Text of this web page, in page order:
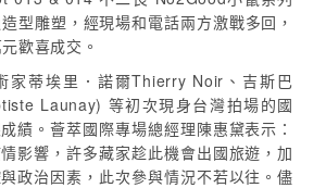
型雕塑，經現場和電話兩方激戰多回，
歡喜成交。
家蒂埃里．諾爾Thierry Noir、吉斯巴
Launay) 等初次現身台灣拍場的國
績。薈萃國際專場總經理陳惠黛表示：
情影響，許多藏家趁此機會出國旅遊，加
政治因素，此次參與情況不若以往。儘